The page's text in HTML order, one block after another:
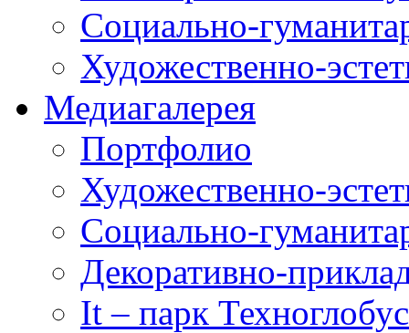
Социально-
Художественно-
Медиагалерея
Портфолио
Художественно-
Социально-
Декоративно-
It – парк Техноглобус